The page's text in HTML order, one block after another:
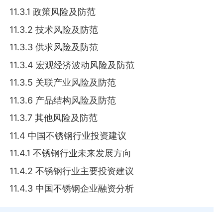
11.3.1 政策风险及防范
11.3.2 技术风险及防范
11.3.3 供求风险及防范
11.3.4 宏观经济波动风险及防范
11.3.5 关联产业风险及防范
11.3.6 产品结构风险及防范
11.3.7 其他风险及防范
11.4 中国不锈钢行业投资建议
11.4.1 不锈钢行业未来发展方向
11.4.2 不锈钢行业主要投资建议
11.4.3 中国不锈钢企业融资分析